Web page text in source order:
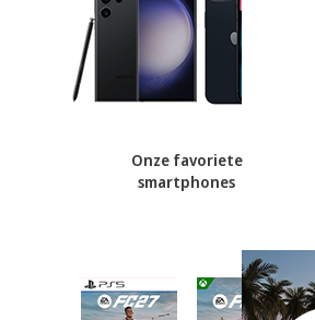
Onze favoriete
smartphones